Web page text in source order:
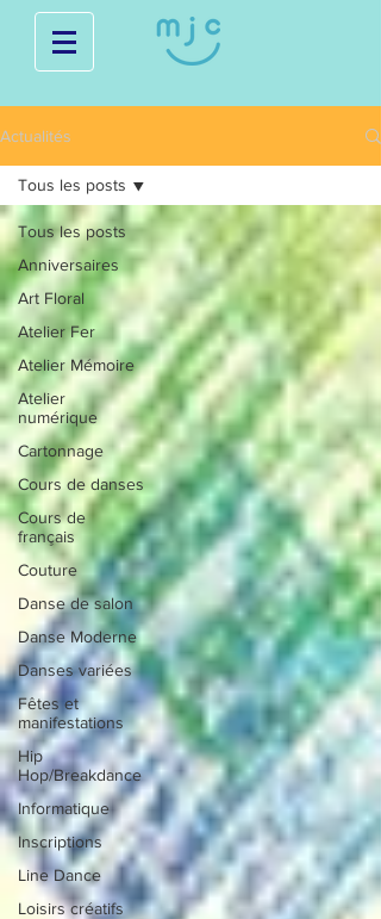
Actualités
Tous les posts
Anniversaires
Art Floral
Atelier Fer
Atelier Mémoire
Atelier
numérique
Cartonnage
Cours de danses
Cours de
français
Couture
Danse de salon
Danse Moderne
Danses variées
Fêtes et
manifestations
Hip
Hop/Breakdance
Informatique
Inscriptions
Line Dance
Loisirs créatifs
Tous les posts